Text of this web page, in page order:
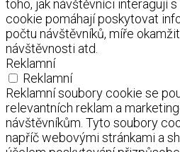
toho, jak návštěvníci interagují
cookie pomáhají poskytovat
počtu návštěvníků, míře
návštěvnosti atd.
Reklamní
Reklamní
Reklamní soubory cookie se
relevantních reklam a
návštěvníkům. Tyto soubory
napříč webovými stránkami a